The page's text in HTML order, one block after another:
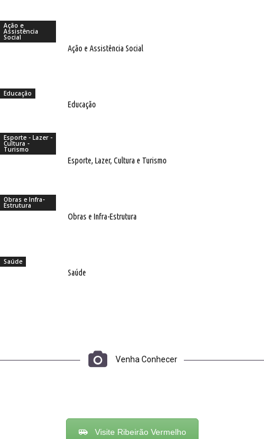
Ação e
Assistência
Social
Ação e Assistência Social
Educação
Educação
Esporte - Lazer -
Cultura -
Turismo
Esporte, Lazer, Cultura e Turismo
Obras e Infra-
Estrutura
Obras e Infra-Estrutura
Saúde
Saúde
Venha Conhecer
Visite Ribeirão Vermelho